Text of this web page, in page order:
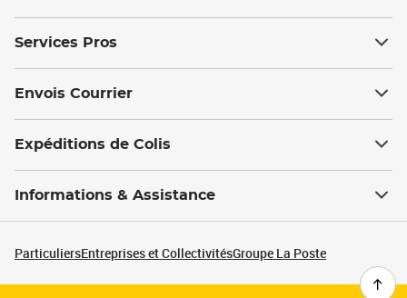
Services Pros
Envois Courrier
Expéditions de Colis
Informations & Assistance
ParticuliersEntreprises et CollectivitésGroupe La Poste